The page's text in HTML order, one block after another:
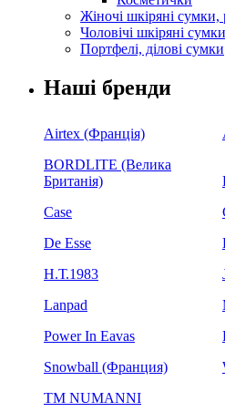
Жіночі шкіряні сумки,
Чоловічі шкіряні сумки
Портфелі, ділові сумки
Наші бренди
Airtex (Франція)
BORDLITE (Велика
Британія)
Case
De Esse
H.Т.1983
Lanpad
Power In Eavas
Snowball (Франция)
ТМ NUMANNI